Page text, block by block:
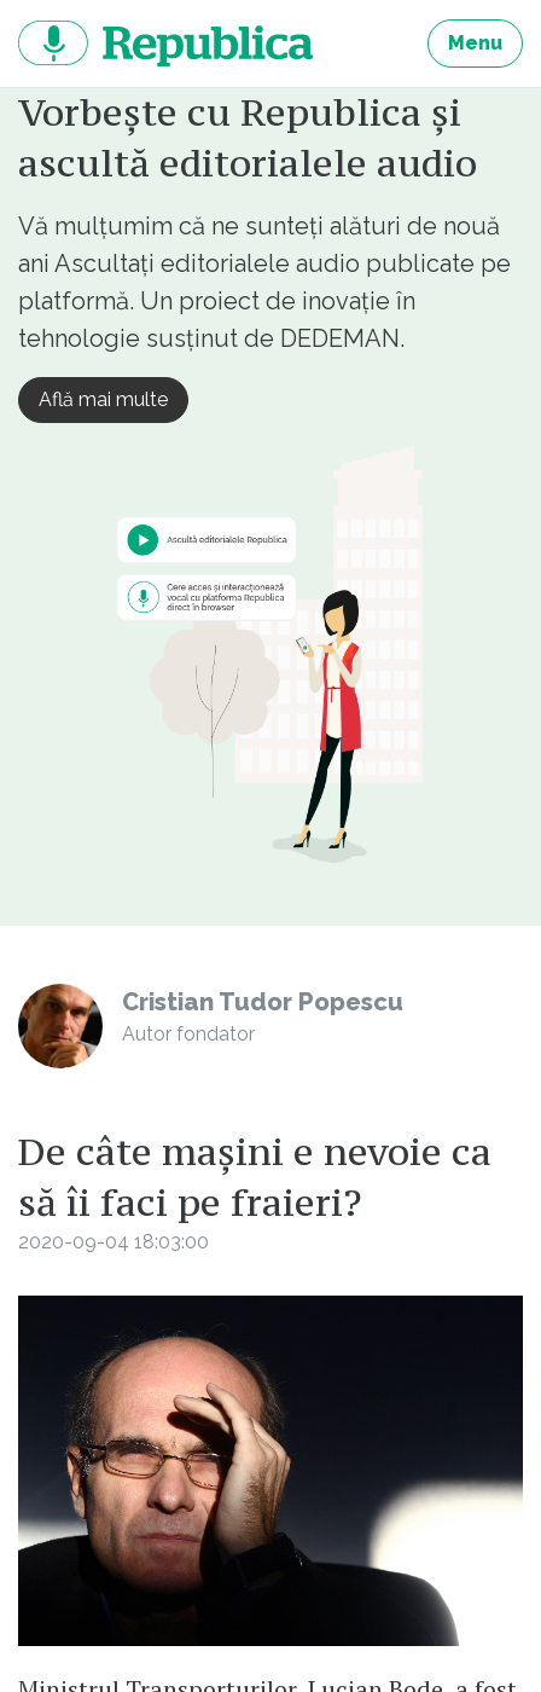
continut
Menu
Vorbește cu Republica și
ascultă editorialele audio
Vă mulțumim că ne sunteți alături de nouă
ani Ascultați editorialele audio publicate pe
platformă. Un proiect de inovație în
tehnologie susținut de DEDEMAN.
Află mai multe
Cristian Tudor Popescu
Autor fondator
De câte mașini e nevoie ca
să îi faci pe fraieri?
2020-09-04 18:03:00